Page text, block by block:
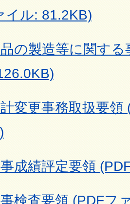
イル: 81.2KB)
の製造等に関す
変更事務取扱要領
成績評定要領
検査要領 (PDFフ